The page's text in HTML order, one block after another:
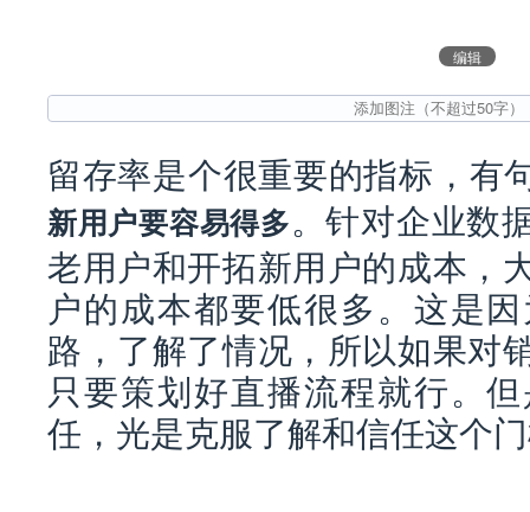
编辑
留存率是个很重要的指标，有
新用户要容易得多。针对企业数
老用户和开拓新用户的成本，
户的成本都要低很多。这是
路，了解了情况，所以如果对
只要策划好直播流程就行。
任，光是克服了解和信任这个